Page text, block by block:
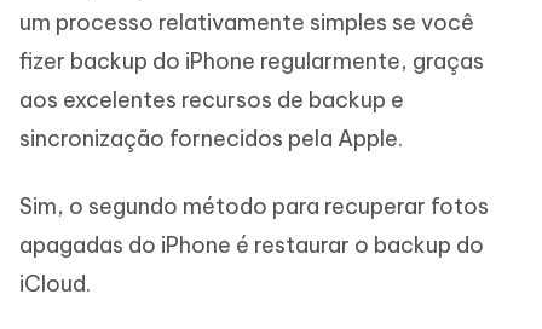
um processo relativamente simples se você
fizer backup do iPhone regularmente, graças
aos excelentes recursos de backup e
sincronização fornecidos pela Apple.
Sim, o segundo método para recuperar fotos
apagadas do iPhone é restaurar o backup do
iCloud.